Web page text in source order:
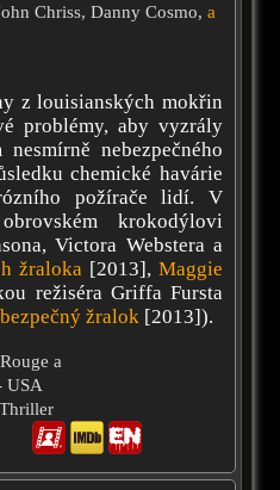
Chriss, Danny Cosmo, a
z louisianských mokřin
problémy, aby vyzrály
nebezpečného
chemické havárie
požírače lidí. V
krokodýlovi
Victora Webstera a
žraloka [2013],Maggie
režiséra Griffa Fursta
žralok [2013]).
a
USA